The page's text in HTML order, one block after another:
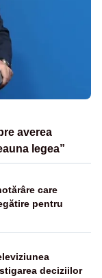
averea
legea”
care
pentru
deciziilor